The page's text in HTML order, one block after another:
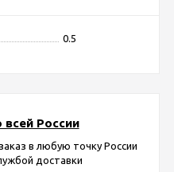
0.5
России
в любую точку России
доставки